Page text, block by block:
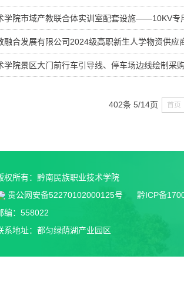
学院市域产教联合体实训室配套设施——10KV专
融合发展有限公司2024级高职新生人学物资供应
学院景区大门前行车引导线、停车场边线绘制采
402条 5/14页 首页
权所有：黔南民族职业技术学院
贵公网安备52270102000125号
黔ICP备
编：558022
系地址：都匀绿荫湖产业园区